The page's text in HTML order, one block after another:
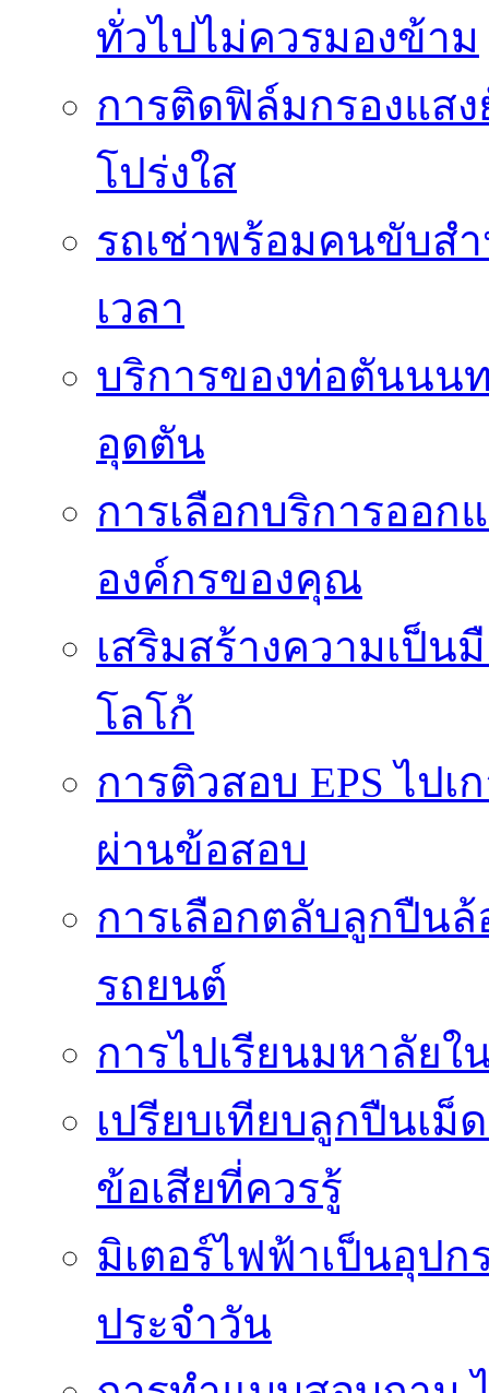
ทั่วไปไม่ควรมองข้าม
การติดฟิล์มกรองแส
โปร่งใส
รถเช่าพร้อมคนขับส
เวลา
บริการของท่อตันนน
อุดตัน
การเลือกบริการออ
องค์กรของคุณ
เสริมสร้างความเป็
โลโก้
การติวสอบ EPS ไปเ
ผ่านข้อสอบ
การเลือกตลับลูกปืน
รถยนต์
การไปเรียนมหาลัย
เปรียบเทียบลูกปืนเ
ข้อเสียที่ควรรู้
มิเตอร์ไฟฟ้าเป็นอุป
ประจำวัน